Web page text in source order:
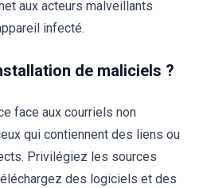
aux acteurs malveillants
infecté.
de maliciels ?
face aux courriels non
qui contiennent des liens ou
Privilégiez les sources
des logiciels et des